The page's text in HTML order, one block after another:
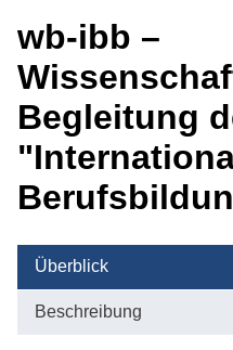
Transfer
Projekte
Projekte
Überblick
Laufende Projekte
Abgeschlossene Projekte
wb-ibb –
Begleitung
Überblick
Beschreibung